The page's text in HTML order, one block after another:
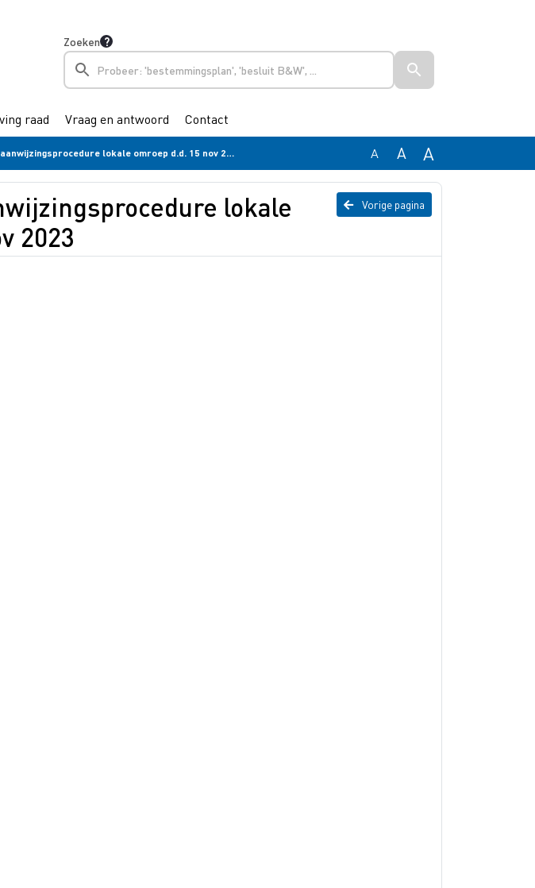
Zoeken
raad Vraag en antwoord Contact
lokale omroep d.d. 15 nov 2023 A A A
Vorige pagina
lokale
2023